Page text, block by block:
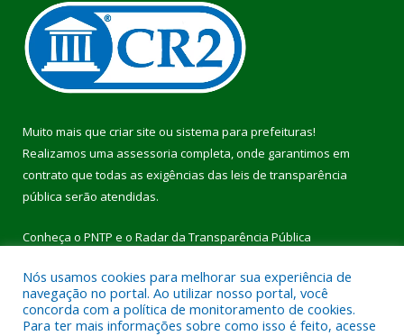
Muito mais que criar site ou sistema para prefeituras!
Realizamos uma assessoria completa, onde garantimos em
contrato que todas as exigências das leis de transparência
pública serão atendidas.
Conheça o PNTP e o Radar da Transparência Pública
Todos os direitos reservados a Prefeitura Municipal de Pau
Nós usamos cookies para melhorar sua experiência de
navegação no portal. Ao utilizar nosso portal, você
concorda com a política de monitoramento de cookies.
Para ter mais informações sobre como isso é feito, acesse